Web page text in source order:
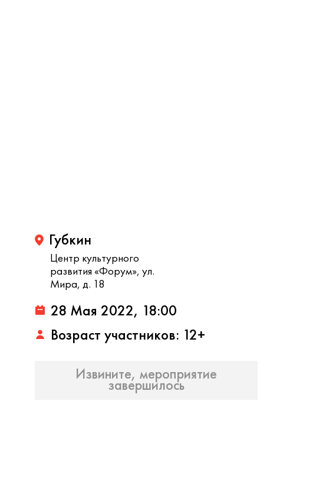
Губкин
Центр культурного
развития «Форум», ул.
Мира, д. 18
28 Мая 2022, 18:00
Возраст участников: 12+
Извините, мероприятие
завершилось